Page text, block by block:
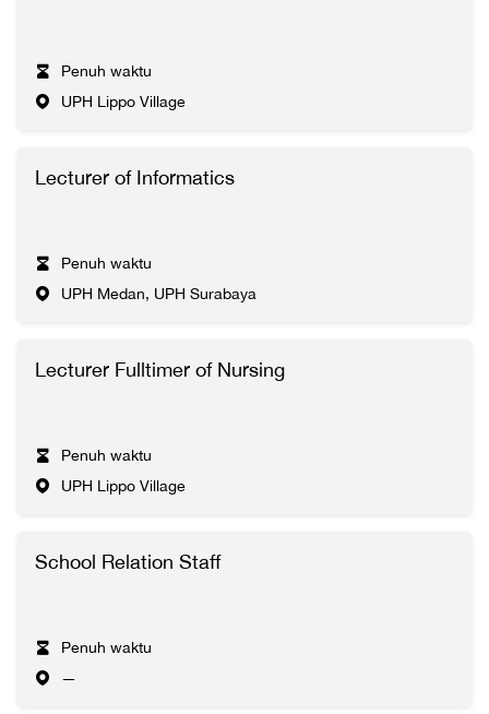
Penuh waktu
UPH Lippo Village
Lecturer of Informatics
Penuh waktu
UPH Medan, UPH Surabaya
Lecturer Fulltimer of Nursing
Penuh waktu
UPH Lippo Village
School Relation Staff
Penuh waktu
—